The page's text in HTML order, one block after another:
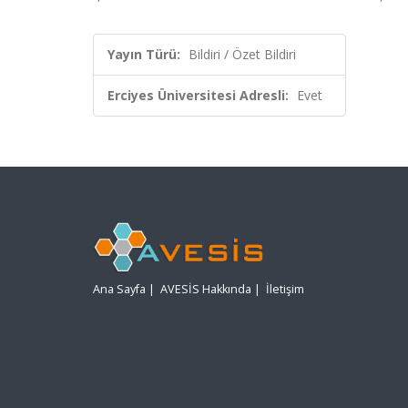
Yayın Türü: Bildiri / Özet Bildiri
Erciyes Üniversitesi Adresli: Evet
Ana Sayfa | AVESİS Hakkında | İletişim